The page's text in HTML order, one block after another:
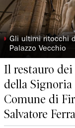
◗Gli ultimi ritocchi
Palazzo Vecchio
Il restauro
della
Comune di
Salvatore